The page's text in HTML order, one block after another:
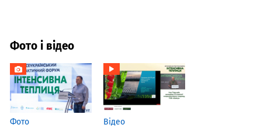
Фото і відео
Фото Відео